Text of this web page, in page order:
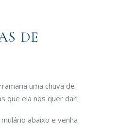
DE
uma chuva de
que ela nos quer dar!
abaixo e venha